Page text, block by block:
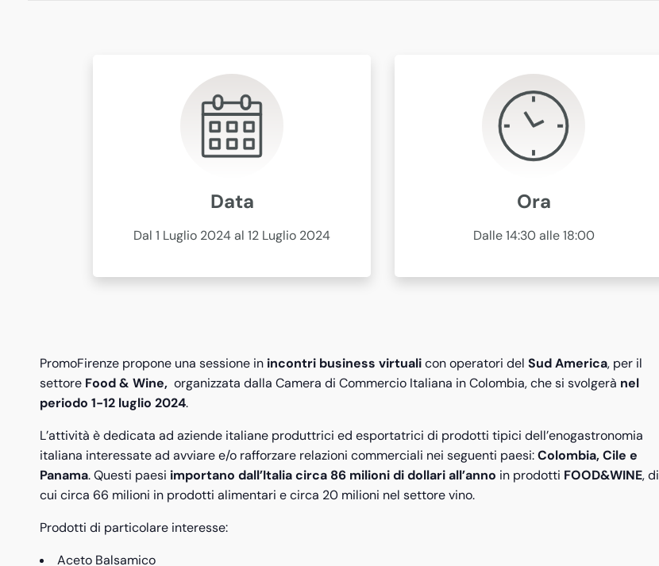
Data
Dal 1 Luglio 2024 al 12 Luglio 2024
Ora
Dalle 14:30 alle 18:00
PromoFirenze propone una sessione in incontri business virtualicon operatori del Sud America, per il
settore Food & Wine, organizzata dalla Camera di Commercio Italiana in Colombia, che si svolgerà nel
periodo 1-12 luglio 2024.
L’attività è dedicata ad aziende italiane produttrici ed esportatrici di prodotti tipici dell’enogastronomia
italiana interessate ad avviare e/o rafforzare relazioni commerciali nei seguenti paesi:Colombia, Cile e
Panama. Questi paesi importano dall’Italia circa 86 milioni di dollari all’anno in prodotti FOOD&WINE, di
cui circa 66 milioni in prodotti alimentari e circa 20 milioni nel settore vino.
Prodotti di particolare interesse:
Aceto Balsamico